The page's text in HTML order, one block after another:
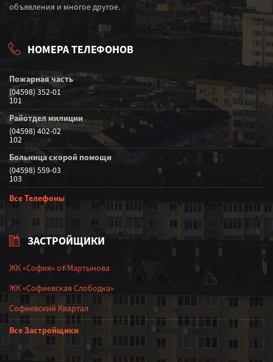
объявления и многое другое.
НОМЕРА ТЕЛЕФОНОВ
Пожарная часть
(04598) 352-01
101
Райотдел милиции
(04598) 402-02
102
Больница скорой помощи
(04598) 559-03
103
Все Телефоны
ЗАСТРОЙЩИКИ
ЖК «София» от Мартынова
ЖК «Софиевская Слободка»
Софиевский Квартал
Все Застройщики